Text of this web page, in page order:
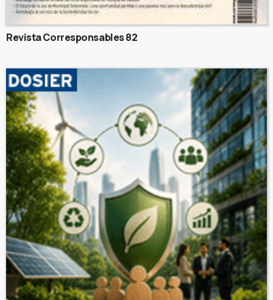
Revista Corresponsables 82